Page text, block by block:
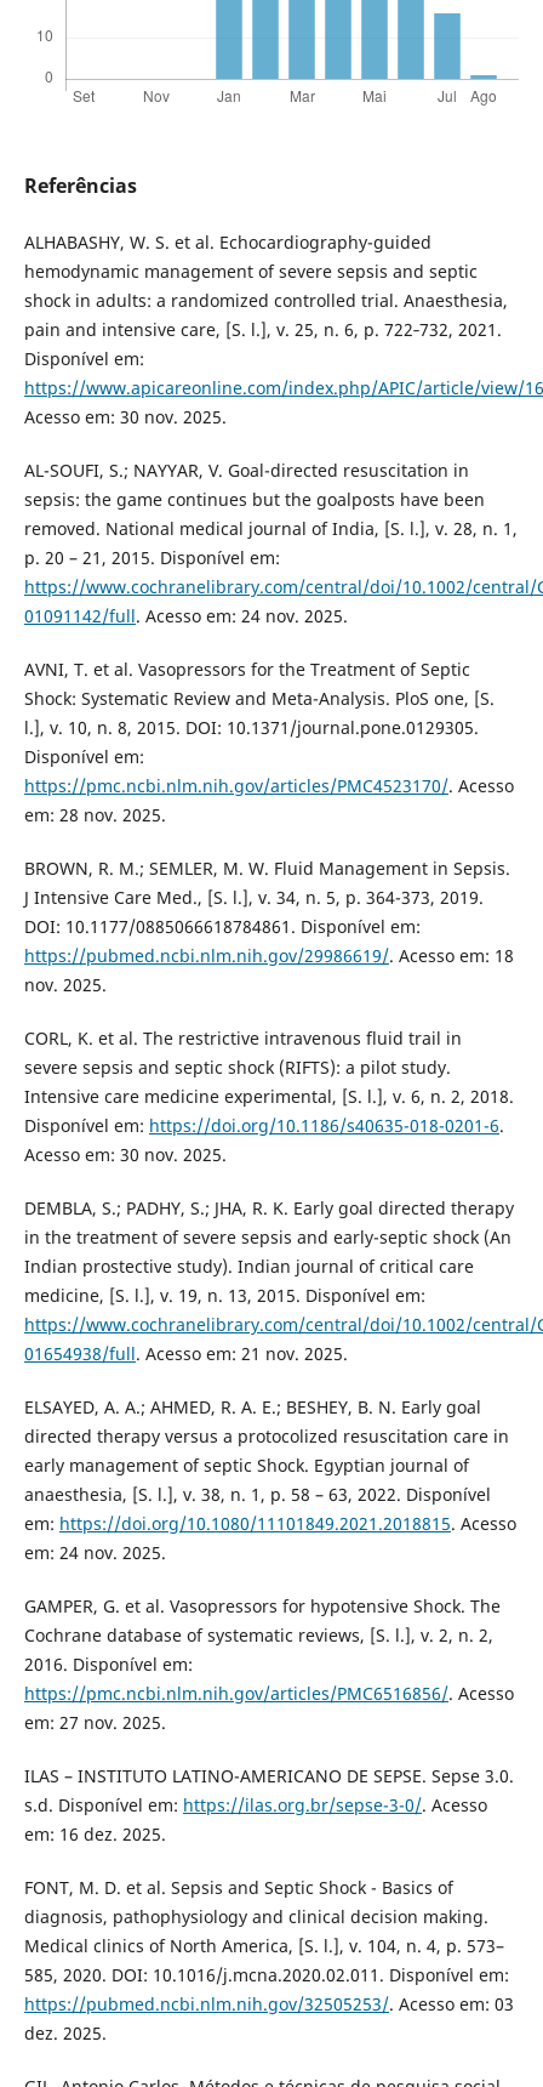
Referências
ALHABASHY, W. S. et al. Echocardiography-guided
hemodynamic management of severe sepsis and septic
shock in adults: a randomized controlled trial. Anaesthesia,
pain and intensive care, [S. l.], v. 25, n. 6, p. 722‐732, 2021.
Disponível em:
https://www.apicareonline.com/index.php/APIC/article/view/
Acesso em: 30 nov. 2025.
AL-SOUFI, S.; NAYYAR, V. Goal-directed resuscitation in
sepsis: the game continues but the goalposts have been
removed. National medical journal of India, [S. l.], v. 28, n. 1,
p. 20 – 21, 2015. Disponível em:
https://www.cochranelibrary.com/central/doi/10.1002/central/
01091142/full. Acesso em: 24 nov. 2025.
AVNI, T. et al. Vasopressors for the Treatment of Septic
Shock: Systematic Review and Meta-Analysis. PloS one, [S.
l.], v. 10, n. 8, 2015. DOI: 10.1371/journal.pone.0129305.
Disponível em:
https://pmc.ncbi.nlm.nih.gov/articles/PMC4523170/. Acesso
em: 28 nov. 2025.
BROWN, R. M.; SEMLER, M. W. Fluid Management in Sepsis.
J Intensive Care Med., [S. l.], v. 34, n. 5, p. 364-373, 2019.
DOI: 10.1177/0885066618784861. Disponível em:
https://pubmed.ncbi.nlm.nih.gov/29986619/. Acesso em: 18
nov. 2025.
CORL, K. et al. The restrictive intravenous fluid trail in
severe sepsis and septic shock (RIFTS): a pilot study.
Intensive care medicine experimental, [S. l.], v. 6, n. 2, 2018.
Disponível em: https://doi.org/10.1186/s40635-018-0201-6.
Acesso em: 30 nov. 2025.
DEMBLA, S.; PADHY, S.; JHA, R. K. Early goal directed therapy
in the treatment of severe sepsis and early-septic shock (An
Indian prostective study). Indian journal of critical care
medicine, [S. l.], v. 19, n. 13, 2015. Disponível em:
https://www.cochranelibrary.com/central/doi/10.1002/central/
01654938/full. Acesso em: 21 nov. 2025.
ELSAYED, A. A.; AHMED, R. A. E.; BESHEY, B. N. Early goal
directed therapy versus a protocolized resuscitation care in
early management of septic Shock. Egyptian journal of
anaesthesia, [S. l.], v. 38, n. 1, p. 58 – 63, 2022. Disponível
em: https://doi.org/10.1080/11101849.2021.2018815. Acesso
em: 24 nov. 2025.
GAMPER, G. et al. Vasopressors for hypotensive Shock. The
Cochrane database of systematic reviews, [S. l.], v. 2, n. 2,
2016. Disponível em:
https://pmc.ncbi.nlm.nih.gov/articles/PMC6516856/. Acesso
em: 27 nov. 2025.
ILAS – INSTITUTO LATINO-AMERICANO DE SEPSE. Sepse 3.0.
s.d. Disponível em: https://ilas.org.br/sepse-3-0/. Acesso
em: 16 dez. 2025.
FONT, M. D. et al. Sepsis and Septic Shock - Basics of
diagnosis, pathophysiology and clinical decision making.
Medical clinics of North America, [S. l.], v. 104, n. 4, p. 573–
585, 2020. DOI: 10.1016/j.mcna.2020.02.011. Disponível em:
https://pubmed.ncbi.nlm.nih.gov/32505253/. Acesso em: 03
dez. 2025.